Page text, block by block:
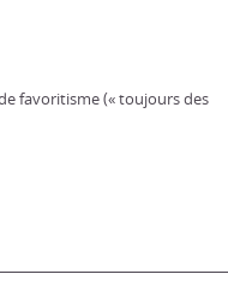
favoritisme (« toujours des